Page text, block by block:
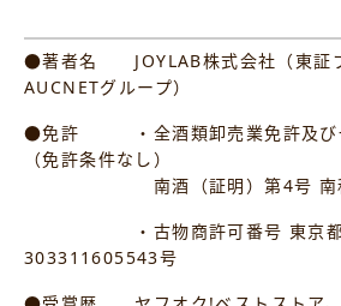
●著者名 JOYLAB株式会社（東証
AUCNETグループ）
●免許 ・全酒類卸売業免許及び
（免許条件なし）
南酒（証明）第4号 南税
・古物商許可番号 東京都公
303311605543号